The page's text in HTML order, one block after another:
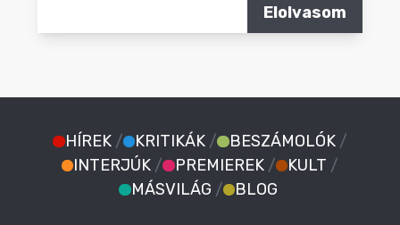
Elolvasom
HÍREK / KRITIKÁK / BESZÁMOLÓK /
INTERJÚK / PREMIEREK / KULT /
MÁSVILÁG / BLOG